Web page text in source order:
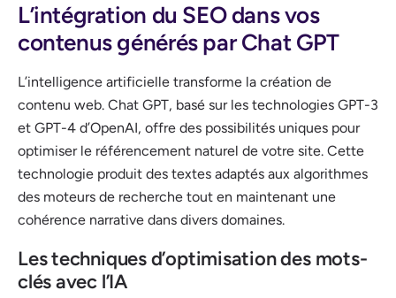
L’intégration du SEO dans vos
contenus générés par Chat GPT
L’intelligence artificielle transforme la création de
contenu web. Chat GPT, basé sur les technologies GPT-3
et GPT-4 d’OpenAI, offre des possibilités uniques pour
optimiser le référencement naturel de votre site. Cette
technologie produit des textes adaptés aux algorithmes
des moteurs de recherche tout en maintenant une
cohérence narrative dans divers domaines.
Les techniques d’optimisation des mots-
clés avec l’IA